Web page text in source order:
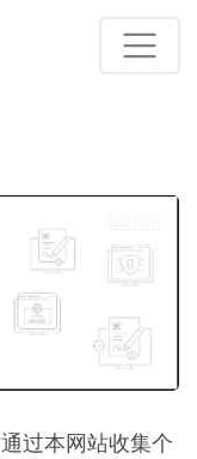
过本网站收集个